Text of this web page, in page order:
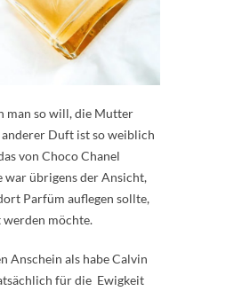
man so will, die Mutter
Duft ist so weiblich
von Choco Chanel
war übrigens der Ansicht,
Parfüm auflegen sollte,
werden möchte.
Anschein als habe Calvin
für die Ewigkeit